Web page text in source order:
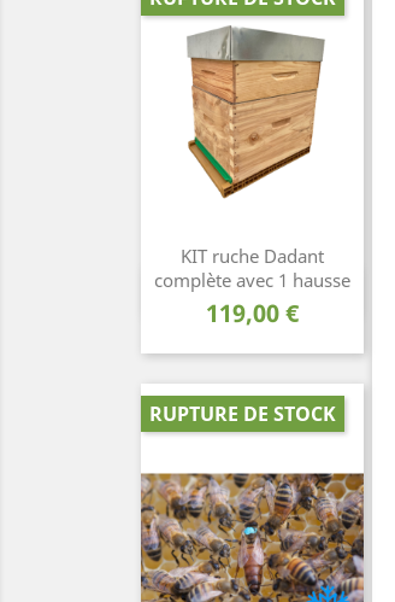
KIT ruche Dadant
complète avec 1 hausse
Prix
119,00 €
Aperçu rapide
RUPTURE DE STOCK